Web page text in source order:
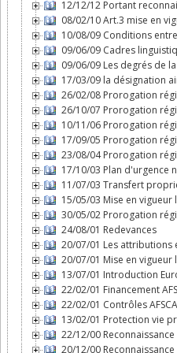
12/12/12 Portant
08/02/10 Art.3 mise en
10/08/09 Conditions
09/06/09 Cadres
09/06/09 Les degrés de
17/03/09 la désignation
26/02/08 Prorogation
26/10/07 Prorogation
10/11/06 Prorogation
17/09/05 Prorogation
23/08/04 Prorogation
17/10/03 Plan d'urgence
11/07/03 Transfert
15/05/03 Mise en vigueur
30/05/02 Prorogation
24/08/01 Redevances
20/07/01 Les attributions
20/07/01 Mise en vigueur
13/07/01 Introduction
22/02/01 Financement
22/02/01 Contrôles
13/02/01 Protection vie
22/12/00
20/12/00